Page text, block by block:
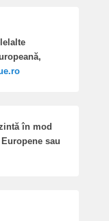
în mod
sau